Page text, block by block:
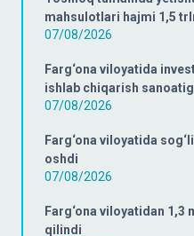
mahsulotlari hajmi 1,5
07/08/2026
Farg‘ona viloyatida
ishlab chiqarish
07/08/2026
Farg‘ona viloyatida
oshdi
07/08/2026
Farg‘ona viloyatidan
qilindi